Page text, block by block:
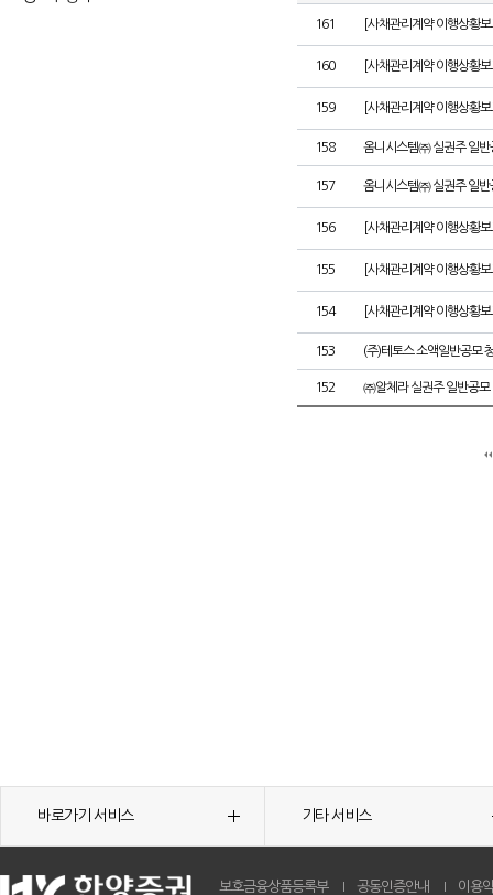
161 [사채관리계약 이행상황
160 [사채관리계약 이행상황
159 [사채관리계약 이행상황
158 옴니시스템㈜ 실권주 일반
157 옴니시스템㈜ 실권주 일반
156 [사채관리계약 이행상황
155 [사채관리계약 이행상황
154 [사채관리계약 이행상황
153 (주)테토스 소액일반공모
152 ㈜알체라 실권주 일반공모
바로가기 서비스 기타 서비스
보호금융상품등록부 공동인증안내 이용